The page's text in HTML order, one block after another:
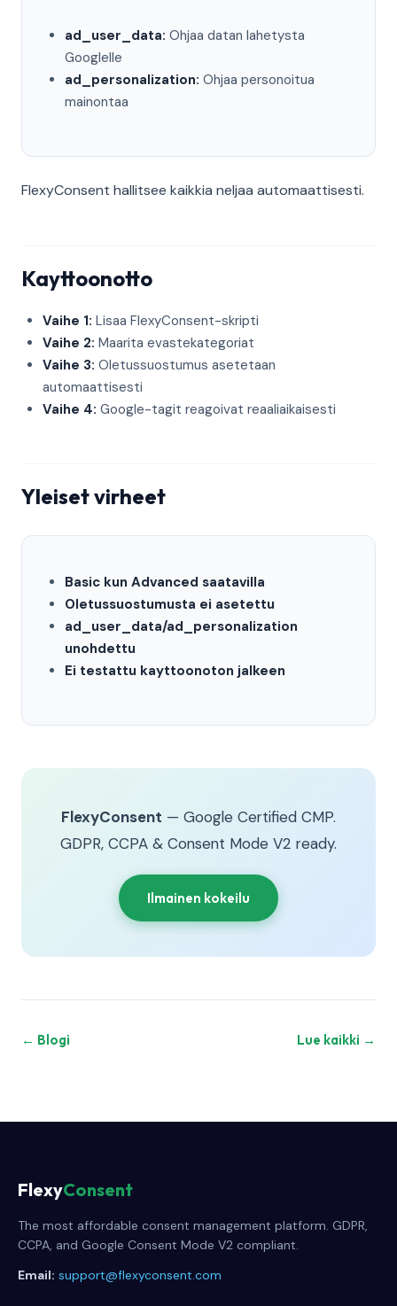
ad_user_data: Ohjaa datan lahetysta
Googlelle
ad_personalization: Ohjaa personoitua
mainontaa
FlexyConsent hallitsee kaikkia neljaa automaattisesti.
Kayttoonotto
Vaihe 1: Lisaa FlexyConsent-skripti
Vaihe 2: Maarita evastekategoriat
Vaihe 3: Oletussuostumus asetetaan
automaattisesti
Vaihe 4: Google-tagit reagoivat reaaliaikaisesti
Yleiset virheet
Basic kun Advanced saatavilla
Oletussuostumusta ei asetettu
ad_user_data/ad_personalization
unohdettu
Ei testattu kayttoonoton jalkeen
FlexyConsent — Google Certified CMP.
GDPR, CCPA & Consent Mode V2 ready.
Ilmainen kokeilu
← Blogi Lue kaikki →
FlexyConsent
The most affordable consent management platform. GDPR,
CCPA, and Google Consent Mode V2 compliant.
Email: support@flexyconsent.com